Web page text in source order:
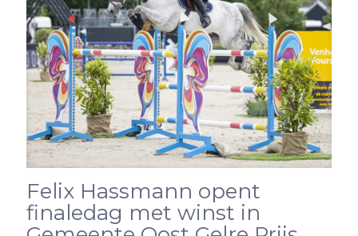
Felix Hassmann opent
finaledag met winst in